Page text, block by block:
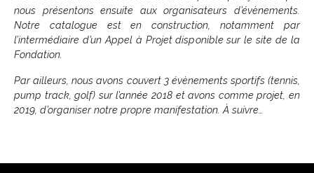
nous présentons ensuite aux organisateurs d’évènements.
Notre catalogue est en construction, notamment par
l’intermédiaire d’un Appel à Projet disponible sur le site de la
Fondation.
Par ailleurs, nous avons couvert 3 évènements sportifs (tennis,
pump track, golf) sur l’année 2018 et avons comme projet, en
2019, d’organiser notre propre manifestation. À suivre…